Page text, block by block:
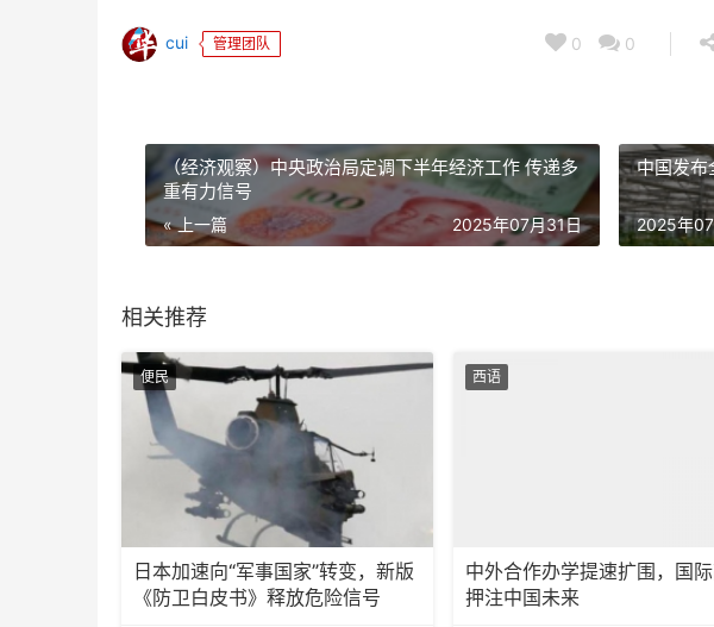
cui 管理团队 0 0
（经济观察）中央政治局定调下半年经济工作 传递多
重有力信号
« 上一篇 2025年07月31日
中国发布
2025年
相关推荐
便民
日本加速向“军事国家”转变，新版
《防卫白皮书》释放危险信号
西语
中外合作办学提速扩围，国
押注中国未来